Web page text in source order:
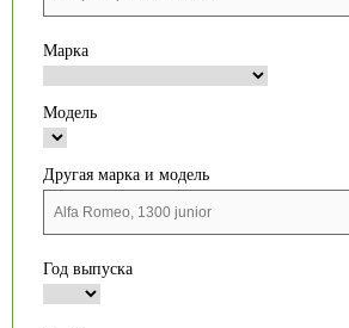
Марка
Модель
Другая марка и модель
Год выпуска